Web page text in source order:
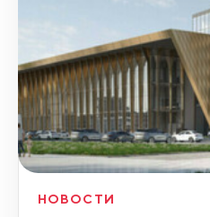
НОВОСТИ